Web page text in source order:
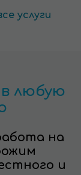
услуги
любую
на
и